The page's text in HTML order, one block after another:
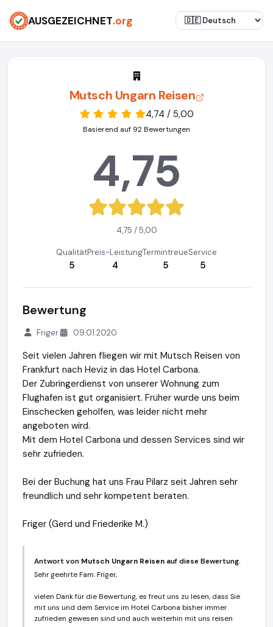
AUSGEZEICHNET.org
Mutsch Ungarn Reisen
4,74 / 5,00
Basierend auf 92 Bewertungen
4,75
4,75 / 5,00
Qualität
5
Preis-Leistung
4
Termintreue
5
Service
5
Bewertung
Friger 09.01.2020
Seit vielen Jahren fliegen wir mit Mutsch Reisen von
Frankfurt nach Heviz in das Hotel Carbona.
Der Zubringerdienst von unserer Wohnung zum
Flughafen ist gut organisiert. Früher wurde uns beim
Einschecken geholfen, was leider nicht mehr
angeboten wird.
Mit dem Hotel Carbona und dessen Services sind wir
sehr zufrieden.
Bei der Buchung hat uns Frau Pilarz seit Jahren sehr
freundlich und sehr kompetent beraten.
Friger (Gerd und Friederike M.)
Antwort von Mutsch Ungarn Reisen auf diese Bewertung.
Sehr geehrte Fam. Friger,
vielen Dank für die Bewertung, es freut uns zu lesen, dass Sie
mit uns und dem Service im Hotel Carbona bisher immer
zufrieden gewesen sind und auch weiterhin mit uns reisen